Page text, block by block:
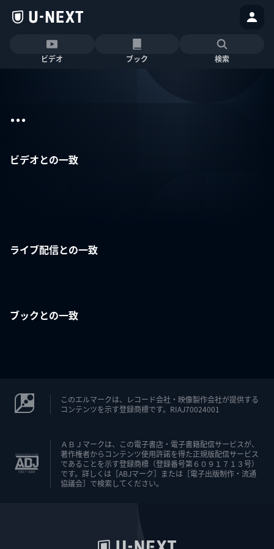
ビデオ ブック 検索
...
ビデオとの一致
ライブ配信との一致
ブックとの一致
このエルマークは、レコード会社・映像製作会社が提供する
コンテンツを示す登録商標です。RIAJ70024001
ＡＢＪマークは、この電子書店・電子書籍配信サービスが、
著作権者からコンテンツ使用許諾を得た正規版配信サービス
であることを示す登録商標（登録番号第６０９１７１３号）
です。詳しくは［ABJマーク］または［電子出版制作・流通
協議会］で検索してください。